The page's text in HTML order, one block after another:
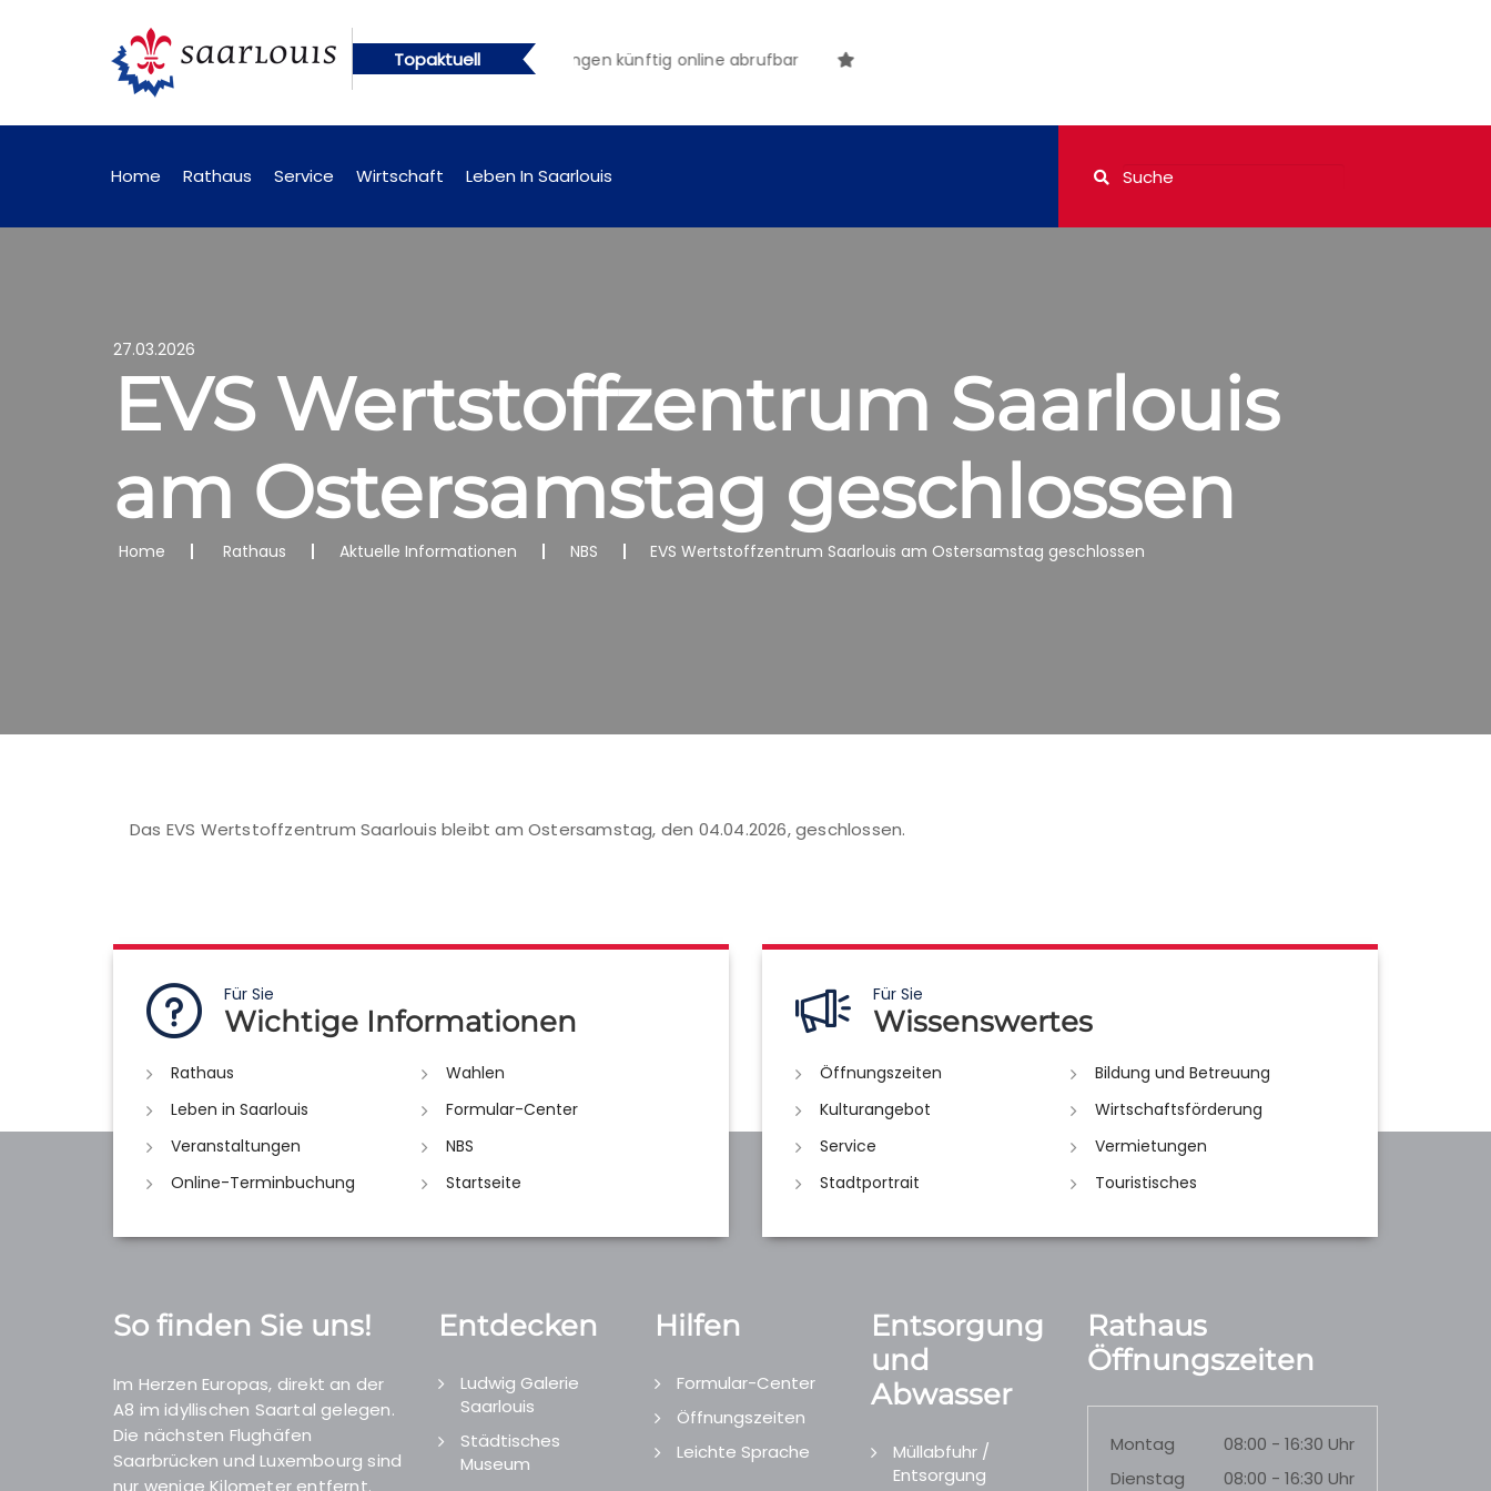
Topaktuell
künftig online abrufbar Öffentliche Bekanntmachungen künftig online abrufbar
Home Rathaus Service Wirtschaft Leben In Saarlouis
27.03.2026
EVS Wertstoffzentrum Saarlouis
am Ostersamstag geschlossen
Home Rathaus Aktuelle Informationen NBS EVS Wertstoffzentrum Saarlouis am Ostersamstag geschlossen
Das EVS Wertstoffzentrum Saarlouis bleibt am Ostersamstag, den 04.04.2026, geschlossen.
Für Sie
Wichtige Informationen
Rathaus
Wahlen
Leben in Saarlouis
Formular-Center
Veranstaltungen
NBS
Online-Terminbuchung
Startseite
Für Sie
Wissenswertes
Öffnungszeiten
Bildung und Betreuung
Kulturangebot
Wirtschaftsförderung
Service
Vermietungen
Stadtportrait
Touristisches
So finden Sie uns!
Im Herzen Europas, direkt an der
A8 im idyllischen Saartal gelegen.
Die nächsten Flughäfen
Saarbrücken und Luxembourg sind
nur wenige Kilometer entfernt.
Entdecken
Ludwig Galerie
Saarlouis
Städtisches
Museum
Hilfen
Formular-Center
Öffnungszeiten
Leichte Sprache
Entsorgung
und
Abwasser
Müllabfuhr /
Entsorgung
Rathaus
Öffnungszeiten
Montag
08:00 - 16:30 Uhr
Dienstag
08:00 - 16:30 Uhr